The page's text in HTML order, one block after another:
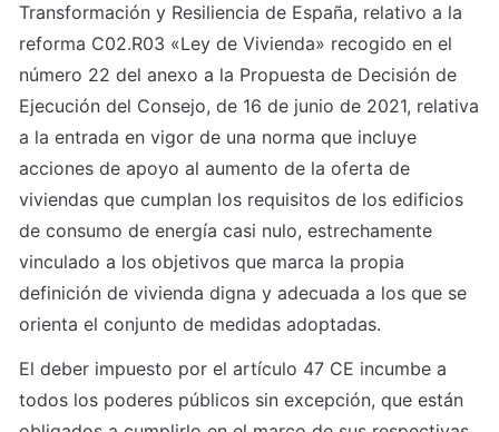
Transformación y Resiliencia de España, relativo a la
reforma C02.R03 «Ley de Vivienda» recogido en el
número 22 del anexo a la Propuesta de Decisión de
Ejecución del Consejo, de 16 de junio de 2021, relativa
a la entrada en vigor de una norma que incluye
acciones de apoyo al aumento de la oferta de
viviendas que cumplan los requisitos de los edificios
de consumo de energía casi nulo, estrechamente
vinculado a los objetivos que marca la propia
definición de vivienda digna y adecuada a los que se
orienta el conjunto de medidas adoptadas.
El deber impuesto por el artículo 47 CE incumbe a
todos los poderes públicos sin excepción, que están